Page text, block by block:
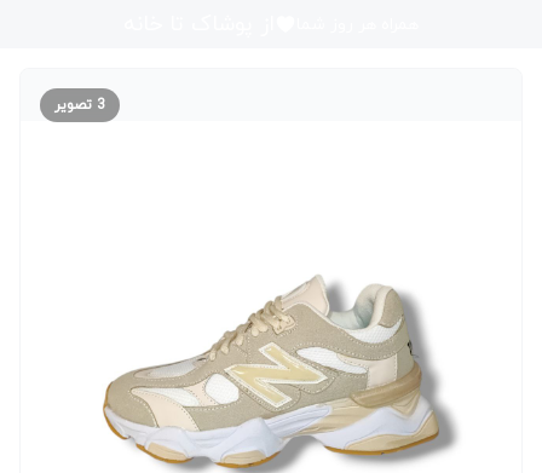
3 تصویر